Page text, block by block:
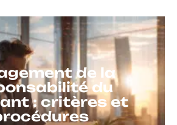
de la
du
: critères et